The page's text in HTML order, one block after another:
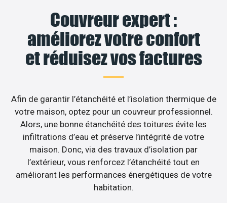
Couvreur expert :
améliorez votre confort
et réduisez vos factures
Afin de garantir l’étanchéité et l’isolation thermique de
votre maison, optez pour un couvreur professionnel.
Alors, une bonne étanchéité des toitures évite les
infiltrations d’eau et préserve l’intégrité de votre
maison. Donc, via des travaux d’isolation par
l’extérieur, vous renforcez l’étanchéité tout en
améliorant les performances énergétiques de votre
habitation.